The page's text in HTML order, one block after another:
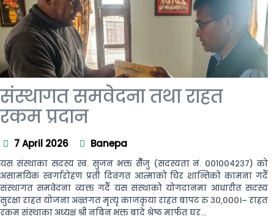
संस्थागत समवेदना तथा राहत
रकम प्रदान
7 April 2026 Banepa
यस संस्थाका सदस्य स्व. सुजन भक्त सैँजु (सदस्यता नं. ००१००४२३७) को
असामयिक स्वर्गारोहण प्रती दिवंगत आत्माको चिर शान्तिको कामना गर्दै
संस्थागत समवेदना व्यक्त गर्दै यस संस्थाको योगदानमा आधारीत सदस्य
सुरक्षा राहत योजना अन्र्तगत मृत्यृ काजकृया राहत बापट रु ३०,०००।– राहत
रकम संस्थाका अध्यक्ष श्री नबिन भक्त बादे श्रेष्ठ मार्फत घर...